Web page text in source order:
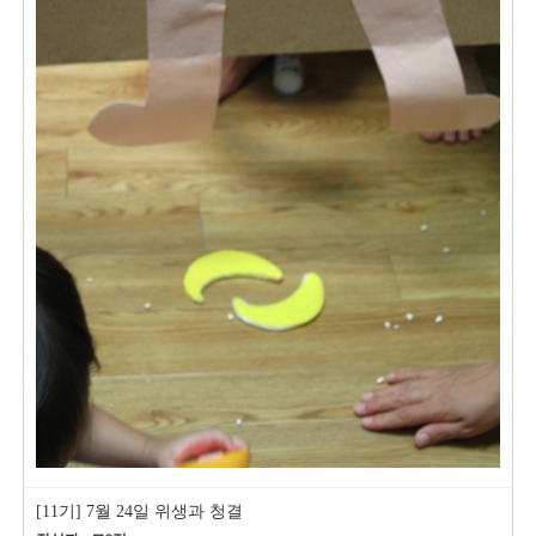
[11기] 7월 24일 위생과 청결